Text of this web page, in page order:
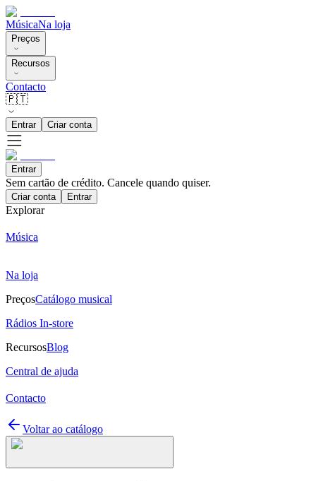
MúsicaNa loja
Preços
Recursos
Contacto
🇵🇹
Entrar Criar conta
Entrar
Sem cartão de crédito. Cancele quando quiser.
Criar conta Entrar
Explorar
Música
Na loja
PreçosCatálogo musical
Rádios In-store
RecursosBlog
Central de ajuda
Contacto
Voltar ao catálogo